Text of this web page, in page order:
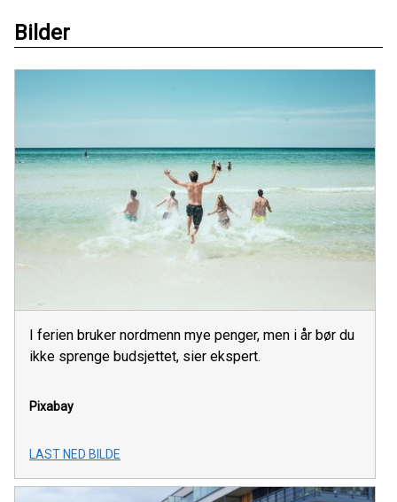
Bilder
I ferien bruker nordmenn mye penger, men i år bør du
ikke sprenge budsjettet, sier ekspert.
Pixabay
LAST NED BILDE